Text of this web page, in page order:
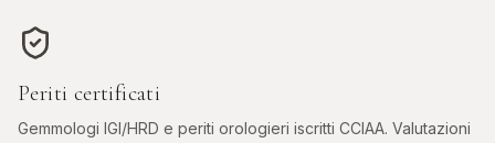
Periti certificati
Gemmologi IGI/HRD e periti orologieri iscritti CCIAA. Valutazioni